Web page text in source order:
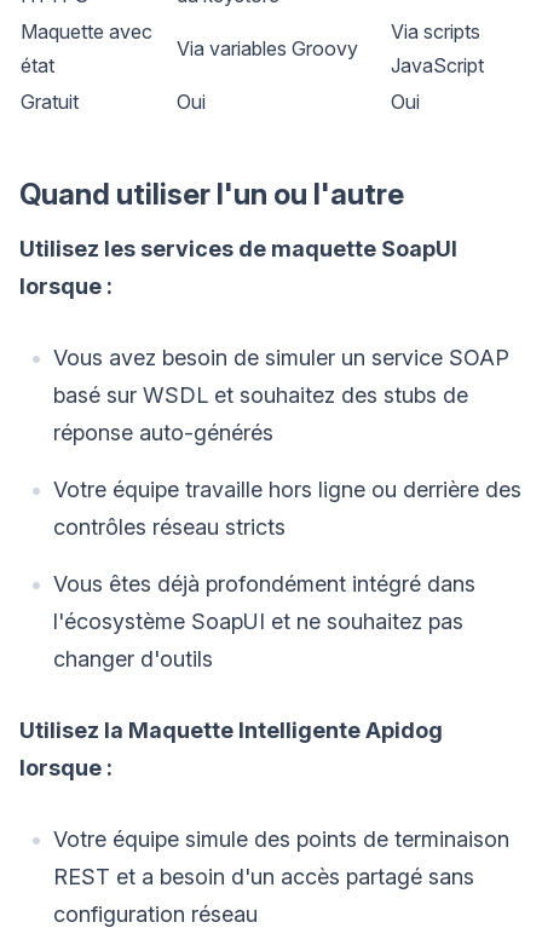
Maquette avec
état
Via variables Groovy
Via scripts
JavaScript
Gratuit
Oui Oui
Quand utiliser l'un ou l'autre
Utilisez les services de maquette SoapUI
lorsque :
Vous avez besoin de simuler un service SOAP
basé sur WSDL et souhaitez des stubs de
réponse auto-générés
Votre équipe travaille hors ligne ou derrière des
contrôles réseau stricts
Vous êtes déjà profondément intégré dans
l'écosystème SoapUI et ne souhaitez pas
changer d'outils
Utilisez la Maquette Intelligente Apidog
lorsque :
Votre équipe simule des points de terminaison
REST et a besoin d'un accès partagé sans
configuration réseau